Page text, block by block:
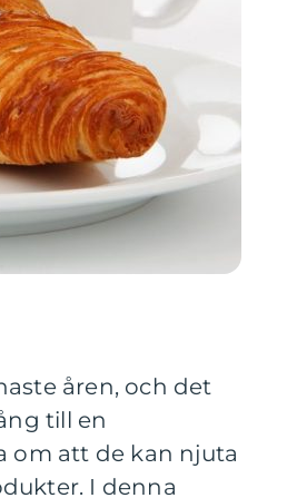
åren, och det
till en
om att de kan njuta
I denna